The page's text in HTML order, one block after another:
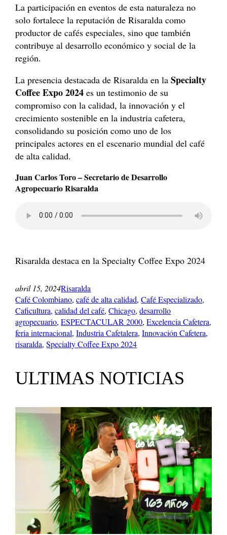
La participación en eventos de esta naturaleza no
solo fortalece la reputación de Risaralda como
productor de cafés especiales, sino que también
contribuye al desarrollo económico y social de la
región.
La presencia destacada de Risaralda en la Specialty
Coffee Expo 2024es un testimonio de su
compromiso con la calidad, la innovación y el
crecimiento sostenible en la industria cafetera,
consolidando su posición como uno de los
principales actores en el escenario mundial del café
de alta calidad.
Juan Carlos Toro – Secretario de Desarrollo
Agropecuario Risaralda
Risaralda destaca en la Specialty Coffee Expo 2024
abril 15, 2024Risaralda
Café Colombiano, café de alta calidad, Café Especializado
Caficultura, calidad del café, Chicago, desarrollo
agropecuario, ESPECTACULAR 2000, Excelencia Cafetera
feria internacional, Industria Cafetalera, Innovación Cafetera
risaralda, Specialty Coffee Expo 2024
ULTIMAS NOTICIAS